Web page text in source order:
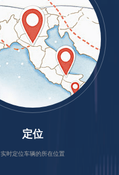
定位
实时定位车辆的所在位置